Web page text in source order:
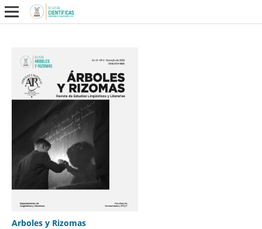
Arboles y Rizomas